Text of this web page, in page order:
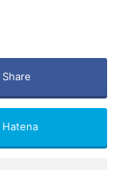
Share
Hatena